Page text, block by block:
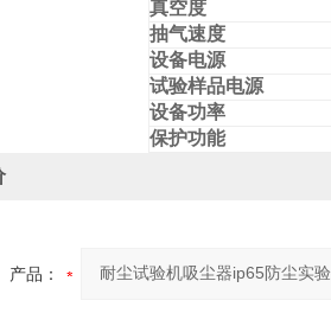
真空度
抽气速度
设备电源
试验样品电源
设备功率
保护功能
产品：